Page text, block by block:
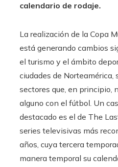
calendario de rodaje.
La realización de la Copa
está generando cambios
el turismo y el ámbito
ciudades de
sectores que, en principio,
alguno con el fútbol. Un
destacado es el de The
series televisivas más
años, cuya tercera
manera temporal su